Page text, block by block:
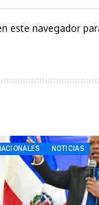
este navegador
NOTICIAS